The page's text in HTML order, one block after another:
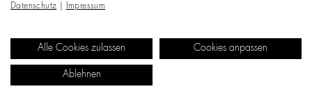
Details
Datenschutz Impressum
Alle Cookies zulassen Cookies anpassen
Ablehnen